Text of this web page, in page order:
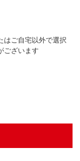
はご自宅以外で選択
ございます